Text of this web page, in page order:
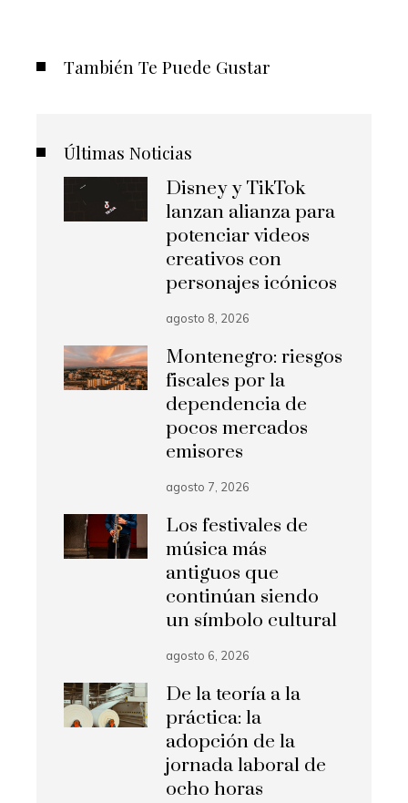
También Te Puede Gustar
Últimas Noticias
Disney y TikTok
lanzan alianza para
potenciar videos
creativos con
personajes icónicos
agosto 8, 2026
Montenegro: riesgos
fiscales por la
dependencia de
pocos mercados
emisores
agosto 7, 2026
Los festivales de
música más
antiguos que
continúan siendo
un símbolo cultural
agosto 6, 2026
De la teoría a la
práctica: la
adopción de la
jornada laboral de
ocho horas